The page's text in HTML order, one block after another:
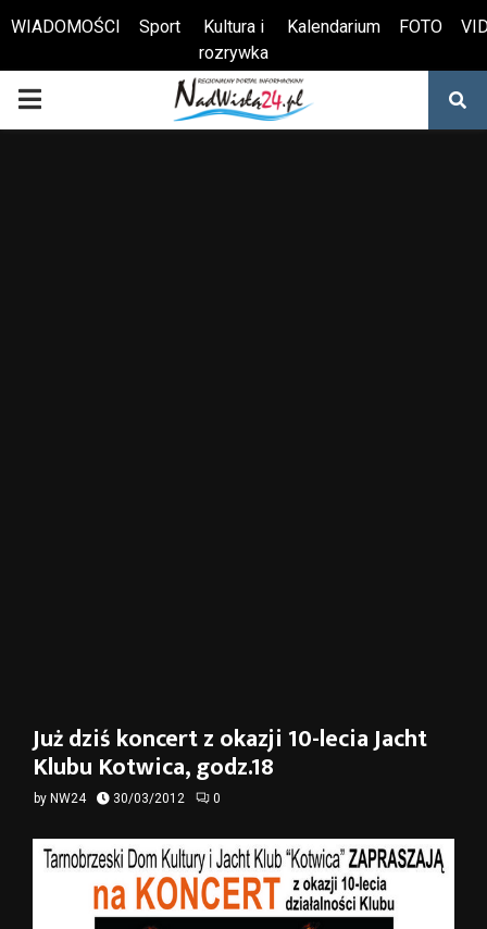
Otwórz pasek narzędzi
WIADOMOŚCI Sport
Kultura i
rozrywka
Kalendarium FOTO
PRIMARY
Już dziś koncert z okazji 10-lecia Jacht
Klubu Kotwica, godz.18
by NW24 30/03/2012 0